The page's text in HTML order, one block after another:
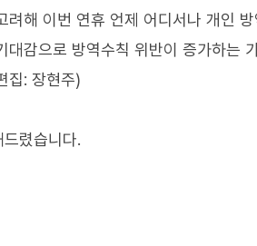
해 이번 연휴 언제 어디서나 개인
대감으로 방역수칙 위반이 증가하는
집: 장현주)
렸습니다.